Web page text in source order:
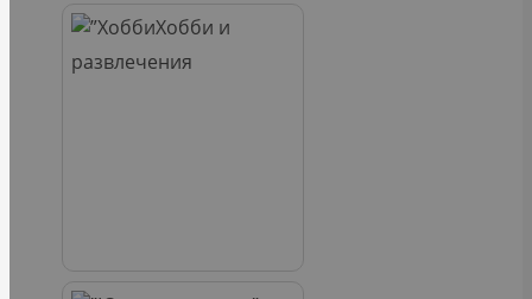
Хобби и
развлечения